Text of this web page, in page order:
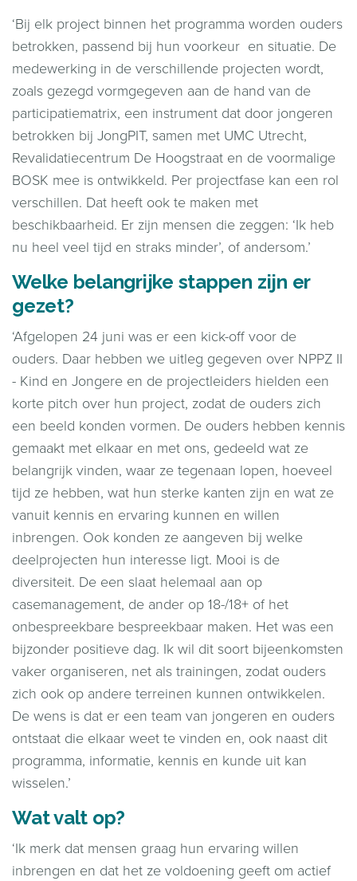
‘Bij elk project binnen het programma worden ouders
betrokken, passend bij hun voorkeur en situatie. De
medewerking in de verschillende projecten wordt,
zoals gezegd vormgegeven aan de hand van de
participatiematrix, een instrument dat door jongeren
betrokken bij JongPIT, samen met UMC Utrecht,
Revalidatiecentrum De Hoogstraat en de voormalige
BOSK mee is ontwikkeld. Per projectfase kan een rol
verschillen. Dat heeft ook te maken met
beschikbaarheid. Er zijn mensen die zeggen: ‘Ik heb
nu heel veel tijd en straks minder’, of andersom.’
Welke belangrijke stappen zijn er
gezet?
‘Afgelopen 24 juni was er een kick-off voor de
ouders. Daar hebben we uitleg gegeven over NPPZ II
- Kind en Jongere en de projectleiders hielden een
korte pitch over hun project, zodat de ouders zich
een beeld konden vormen. De ouders hebben kennis
gemaakt met elkaar en met ons, gedeeld wat ze
belangrijk vinden, waar ze tegenaan lopen, hoeveel
tijd ze hebben, wat hun sterke kanten zijn en wat ze
vanuit kennis en ervaring kunnen en willen
inbrengen. Ook konden ze aangeven bij welke
deelprojecten hun interesse ligt. Mooi is de
diversiteit. De een slaat helemaal aan op
casemanagement, de ander op 18-/18+ of het
onbespreekbare bespreekbaar maken. Het was een
bijzonder positieve dag. Ik wil dit soort bijeenkomsten
vaker organiseren, net als trainingen, zodat ouders
zich ook op andere terreinen kunnen ontwikkelen.
De wens is dat er een team van jongeren en ouders
ontstaat die elkaar weet te vinden en, ook naast dit
programma, informatie, kennis en kunde uit kan
wisselen.’
Wat valt op?
‘Ik merk dat mensen graag hun ervaring willen
inbrengen en dat het ze voldoening geeft om actief